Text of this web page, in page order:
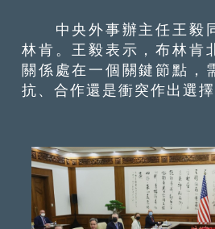
中央外事辦主任王毅
林肯。王毅表示，布林肯
關係處在一個關鍵節點，
抗、合作還是衝突作出選擇